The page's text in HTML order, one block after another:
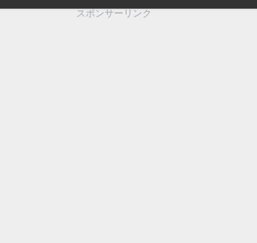
スポンサーリンク